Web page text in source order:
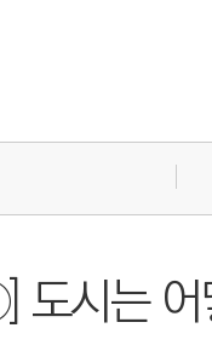
도시는